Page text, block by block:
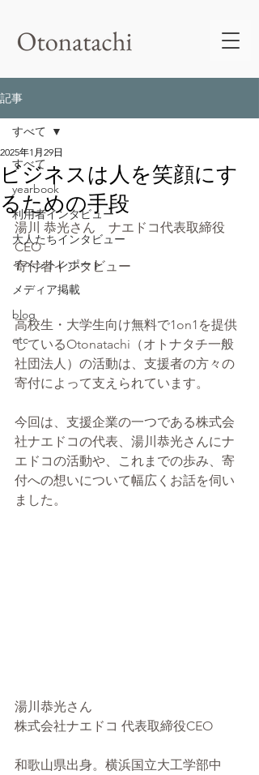
記事
すべて
yearbook
利用者インタビュー
大人たちインタビュー
イベントレポート
メディア掲載
blog
etc
すべて
ビジネスは人を笑顔にす
るための手段
2025年1月29日
湯川 恭光さん　ナエドコ代表取締役
CEO
寄付者インタビュー
高校生・大学生向け無料で1on1を提供
しているOtonatachi（オトナタチ一般
社団法人）の活動は、支援者の方々の
寄付によって支えられています。
今回は、支援企業の一つである株式会
社ナエドコの代表、湯川恭光さんにナ
エドコの活動や、これまでの歩み、寄
付への想いについて幅広くお話を伺い
ました。
湯川恭光さん
株式会社ナエドコ 代表取締役CEO
和歌山県出身。横浜国立大工学部中